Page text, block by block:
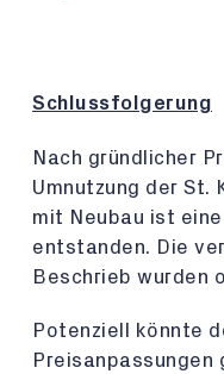
Schlussfolgerung
Nach gründlicher
Umnutzung der St.
mit Neubau ist
entstanden. Die
Beschrieb wurden
Potenziell könnte